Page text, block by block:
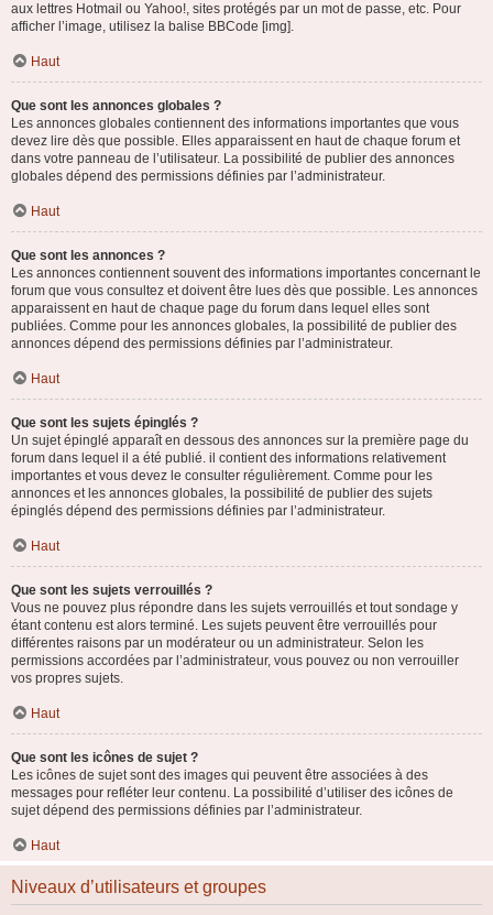
aux lettres Hotmail ou Yahoo!, sites protégés par un mot de passe, etc. Pour
afficher l’image, utilisez la balise BBCode [img].
Haut
Que sont les annonces globales ?
Les annonces globales contiennent des informations importantes que vous
devez lire dès que possible. Elles apparaissent en haut de chaque forum et
dans votre panneau de l’utilisateur. La possibilité de publier des annonces
globales dépend des permissions définies par l’administrateur.
Haut
Que sont les annonces ?
Les annonces contiennent souvent des informations importantes concernant le
forum que vous consultez et doivent être lues dès que possible. Les annonces
apparaissent en haut de chaque page du forum dans lequel elles sont
publiées. Comme pour les annonces globales, la possibilité de publier des
annonces dépend des permissions définies par l’administrateur.
Haut
Que sont les sujets épinglés ?
Un sujet épinglé apparaît en dessous des annonces sur la première page du
forum dans lequel il a été publié. il contient des informations relativement
importantes et vous devez le consulter régulièrement. Comme pour les
annonces et les annonces globales, la possibilité de publier des sujets
épinglés dépend des permissions définies par l’administrateur.
Haut
Que sont les sujets verrouillés ?
Vous ne pouvez plus répondre dans les sujets verrouillés et tout sondage y
étant contenu est alors terminé. Les sujets peuvent être verrouillés pour
différentes raisons par un modérateur ou un administrateur. Selon les
permissions accordées par l’administrateur, vous pouvez ou non verrouiller
vos propres sujets.
Haut
Que sont les icônes de sujet ?
Les icônes de sujet sont des images qui peuvent être associées à des
messages pour refléter leur contenu. La possibilité d’utiliser des icônes de
sujet dépend des permissions définies par l’administrateur.
Haut
Niveaux d’utilisateurs et groupes